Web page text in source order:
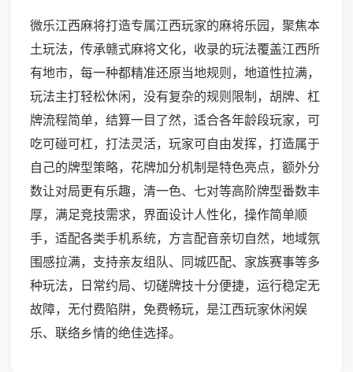
微乐江西麻将打造专属江西玩家的麻将乐园，聚焦本
土玩法，传承赣式麻将文化，收录的玩法覆盖江西所
有地市，每一种都精准还原当地规则，地道性拉满，
玩法主打轻松休闲，没有复杂的规则限制，胡牌、杠
牌流程简单，结算一目了然，适合各年龄段玩家，可
吃可碰可杠，打法灵活，玩家可自由发挥，打造属于
自己的牌型策略，花牌加分机制是特色亮点，额外分
数让对局更有乐趣，清一色、七对等高阶牌型番数丰
厚，满足竞技需求，界面设计人性化，操作简单顺
手，适配各类手机系统，方言配音亲切自然，地域氛
围感拉满，支持亲友组队、同城匹配、家族赛事等多
种玩法，日常约局、切磋牌技十分便捷，运行稳定无
故障，无付费陷阱，免费畅玩，是江西玩家休闲娱
乐、联络乡情的绝佳选择。